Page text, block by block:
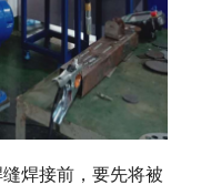
焊接前，要先将被